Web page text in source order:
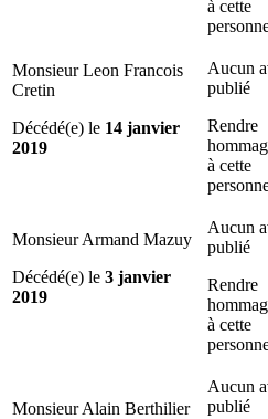
à cette
Monsieur Leon Francois
Cretin
Décédé(e) le 14 janvier
2019
Aucun
publié
Rendre
à cette
Monsieur Armand Mazuy
Décédé(e) le 3 janvier
2019
Aucun
publié
Rendre
à cette
Monsieur Alain Berthilier
Aucun
publié